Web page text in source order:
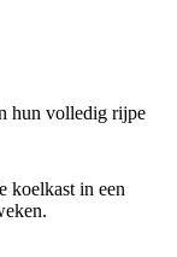
hun volledig rijpe
koelkast in een